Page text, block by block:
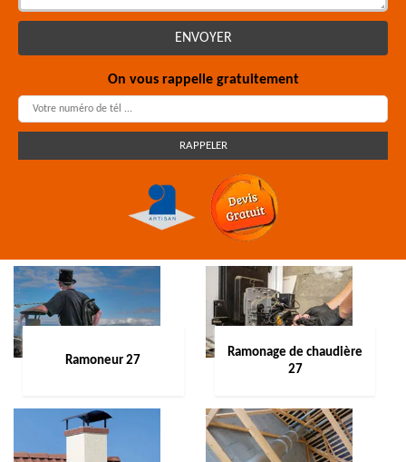
On vous rappelle gratuitement
Ramoneur 27
Ramonage de chaudière
27